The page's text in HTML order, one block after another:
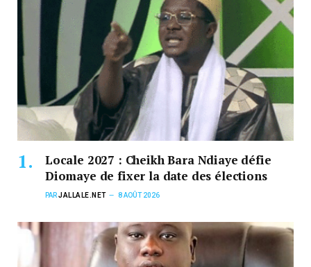
Locale 2027 : Cheikh Bara Ndiaye défie
Diomaye de fixer la date des élections
PARJALLALE.NET 8 AOÛT 2026